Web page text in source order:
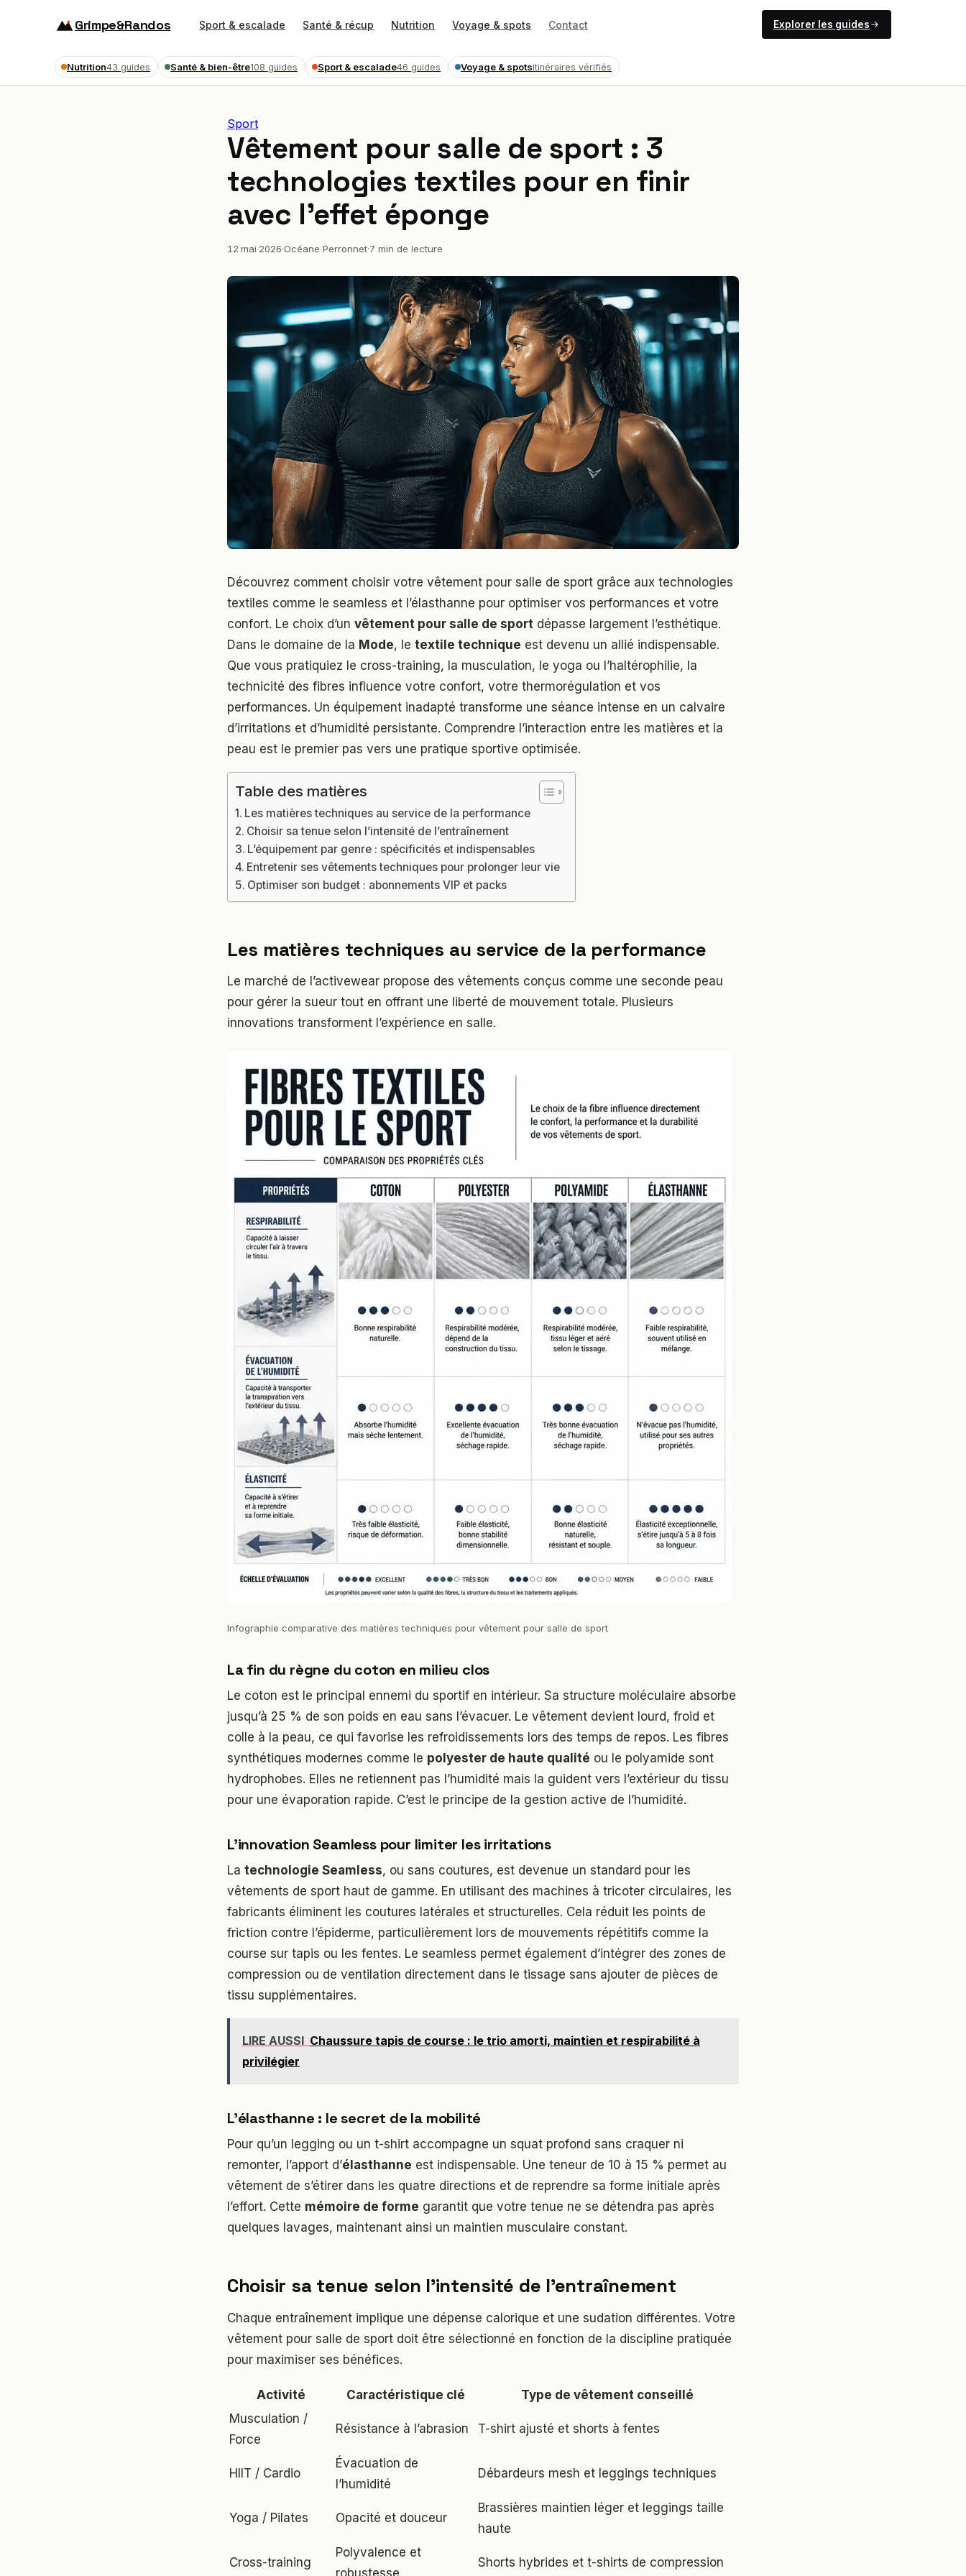
Grimpe&Randos Sport & escalade Santé & récup Nutrition Voyage & spots Contact Explorer les guides
Nutrition43 guides Santé & bien-être108 guides Sport & escalade46 guides Voyage & spotsitinéraires vérifiés
Sport
Vêtement pour salle de sport : 3
technologies textiles pour en finir
avec l’effet éponge
12 mai 2026·Océane Perronnet·7 min de lecture
Découvrez comment choisir votre vêtement pour salle de sport grâce aux technologies
textiles comme le seamless et l’élasthanne pour optimiser vos performances et votre
confort. Le choix d’un vêtement pour salle de sport dépasse largement l’esthétique.
Dans le domaine de la Mode, le textile technique est devenu un allié indispensable.
Que vous pratiquiez le cross-training, la musculation, le yoga ou l’haltérophilie, la
technicité des fibres influence votre confort, votre thermorégulation et vos
performances. Un équipement inadapté transforme une séance intense en un calvaire
d’irritations et d’humidité persistante. Comprendre l’interaction entre les matières et la
peau est le premier pas vers une pratique sportive optimisée.
Table des matières
Les matières techniques au service de la performance
Choisir sa tenue selon l’intensité de l’entraînement
L’équipement par genre : spécificités et indispensables
Entretenir ses vêtements techniques pour prolonger leur vie
Optimiser son budget : abonnements VIP et packs
Les matières techniques au service de la performance
Le marché de l’activewear propose des vêtements conçus comme une seconde peau
pour gérer la sueur tout en offrant une liberté de mouvement totale. Plusieurs
innovations transforment l’expérience en salle.
Infographie comparative des matières techniques pour vêtement pour salle de sport
La fin du règne du coton en milieu clos
Le coton est le principal ennemi du sportif en intérieur. Sa structure moléculaire absorbe
jusqu’à 25 % de son poids en eau sans l’évacuer. Le vêtement devient lourd, froid et
colle à la peau, ce qui favorise les refroidissements lors des temps de repos. Les fibres
synthétiques modernes comme le polyester de haute qualité ou le polyamide sont
hydrophobes. Elles ne retiennent pas l’humidité mais la guident vers l’extérieur du tissu
pour une évaporation rapide. C’est le principe de la gestion active de l’humidité.
L’innovation Seamless pour limiter les irritations
La technologie Seamless, ou sans coutures, est devenue un standard pour les
vêtements de sport haut de gamme. En utilisant des machines à tricoter circulaires, les
fabricants éliminent les coutures latérales et structurelles. Cela réduit les points de
friction contre l’épiderme, particulièrement lors de mouvements répétitifs comme la
course sur tapis ou les fentes. Le seamless permet également d’intégrer des zones de
compression ou de ventilation directement dans le tissage sans ajouter de pièces de
tissu supplémentaires.
LIRE AUSSI Chaussure tapis de course : le trio amorti, maintien et respirabilité à
privilégier
L’élasthanne : le secret de la mobilité
Pour qu’un legging ou un t-shirt accompagne un squat profond sans craquer ni
remonter, l’apport d’élasthanne est indispensable. Une teneur de 10 à 15 % permet au
vêtement de s’étirer dans les quatre directions et de reprendre sa forme initiale après
l’effort. Cette mémoire de forme garantit que votre tenue ne se détendra pas après
quelques lavages, maintenant ainsi un maintien musculaire constant.
Choisir sa tenue selon l’intensité de l’entraînement
Chaque entraînement implique une dépense calorique et une sudation différentes. Votre
vêtement pour salle de sport doit être sélectionné en fonction de la discipline pratiquée
pour maximiser ses bénéfices.
Activité Caractéristique clé
Type de vêtement conseillé
Musculation /
Force
Résistance à l’abrasion T-shirt ajusté et shorts à fentes
HIIT / Cardio
Évacuation de
l’humidité
Débardeurs mesh et leggings techniques
Yoga / Pilates Opacité et douceur
Brassières maintien léger et leggings taille
haute
Cross-training
Polyvalence et
robustesse
Shorts hybrides et t-shirts de compression